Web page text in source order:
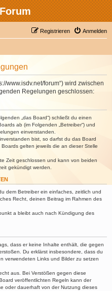
Anmelden
Registrieren
www.isdv.net/forum“) wird zwischen
Regelungen geschlossen:
„das Board“) schließt du einen
ab (im Folgenden „Betreiber“) und
einverstanden.
bist, so darfst du das Board
gelten jeweils die an dieser Stelle
Zeit geschlossen und kann von beiden
gekündigt werden.
dem Betreiber ein einfaches, zeitlich und
Recht, deinen Beitrag im Rahmen des
a bleibt auch nach Kündigung des
dass er keine Inhalte enthält, die gegen
Du erklärst insbesondere, dass du
verwendeten Links und Bilder zu setzen
aus. Bei Verstößen gegen diese
veröffentlichten Regeln kann der
oder dauerhaft von der Nutzung dieses